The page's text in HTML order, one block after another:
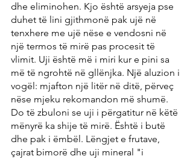
dhe eliminohen. Kjo është arsyeja pse
duhet të lini gjithmonë pak ujë në
tenxhere me ujë nëse e vendosni në
një termos të mirë pas procesit të
vlimit. Uji është më i miri kur e pini sa
më të ngrohtë në gllënjka. Një aluzion i
vogël: mjafton një litër në ditë, përveç
nëse mjeku rekomandon më shumë.
Do të zbuloni se uji i përgatitur në këtë
mënyrë ka shije të mirë. Është i butë
dhe pak i ëmbël. Lëngjet e frutave,
çajrat bimorë dhe uji mineral "i